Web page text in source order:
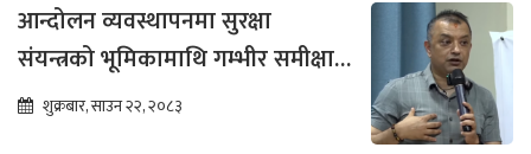
आन्दोलन व्यवस्थापनमा सुरक्षा
संयन्त्रको भूमिकामाथि गम्भीर समीक्षा
आवश्यक : गगन थापा
शुक्रबार, साउन २२, २०८३